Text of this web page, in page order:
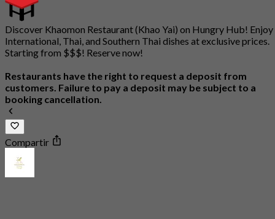
Discover Khaomon Restaurant (Khao Yai) on Hungry Hub! Enjoy
International, Thai, and Southern Thai dishes at exclusive prices.
Starting from $$$! Reserve now!
Restaurants have the right to request a deposit from
customers. Failure to pay a deposit may be subject to a
booking cancellation.
Compartir